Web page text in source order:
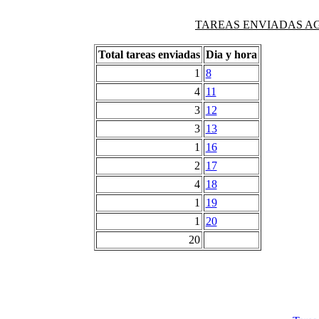
TAREAS ENVIADAS
Total tareas enviadas Dia y hora
1
8
4 11
3 12
3 13
1
16
2 17
4 18
1
19
1
20
20